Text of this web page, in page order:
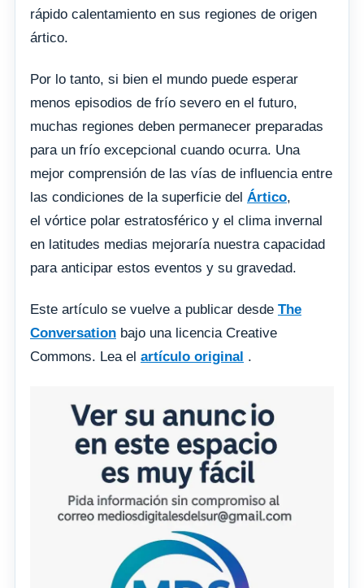
rápido calentamiento en sus regiones de origen
ártico.
Por lo tanto, si bien el mundo puede esperar
menos episodios de frío severo en el futuro,
muchas regiones deben permanecer preparadas
para un frío excepcional cuando ocurra. Una
mejor comprensión de las vías de influencia entre
las condiciones de la superficie del Ártico,
el vórtice polar estratosférico y el clima invernal
en latitudes medias mejoraría nuestra capacidad
para anticipar estos eventos y su gravedad.
Este artículo se vuelve a publicar desde The
Conversation bajo una licencia Creative
Commons. Lea el artículo original .